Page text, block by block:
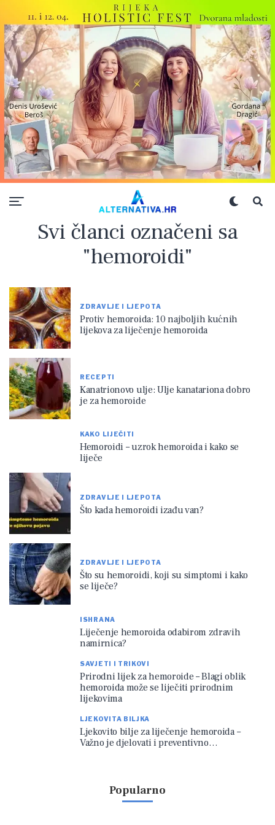
Svi članci označeni sa
"hemoroidi"
ZDRAVLJE I LJEPOTA
Protiv hemoroida: 10 najboljih kućnih
lijekova za liječenje hemoroida
RECEPTI
Kanatrionovo ulje: Ulje kanatariona dobro
je za hemoroide
KAKO LIJEČITI
Hemoroidi – uzrok hemoroida i kako se
liječe
ZDRAVLJE I LJEPOTA
Što kada hemoroidi izađu van?
ZDRAVLJE I LJEPOTA
Što su hemoroidi, koji su simptomi i kako
se liječe?
ISHRANA
Liječenje hemoroida odabirom zdravih
namirnica?
SAVJETI I TRIKOVI
Prirodni lijek za hemoroide – Blagi oblik
hemoroida može se liječiti prirodnim
lijekovima
LJEKOVITA BILJKA
Ljekovito bilje za liječenje hemoroida –
Važno je djelovati i preventivno…
Popularno